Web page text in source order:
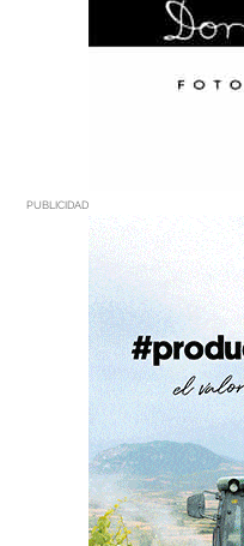
PUBLICIDAD